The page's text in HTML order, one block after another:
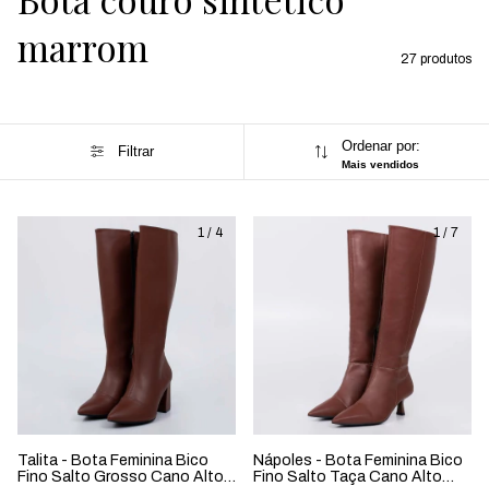
marrom
27 produtos
Filtrar Ordenar por:
Mais vendidos
1 / 4
Talita - Bota Feminina Bico
Fino Salto Grosso Cano Alto
1 / 7
Nápoles - Bota Feminina Bico
Fino Salto Taça Cano Alto